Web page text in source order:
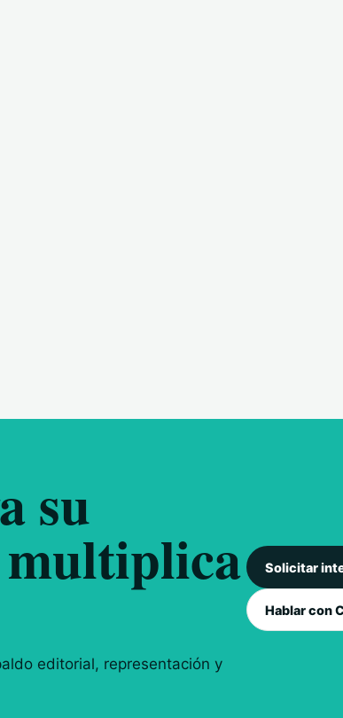
su
editorial, representación y
Solicitar
Hablar con